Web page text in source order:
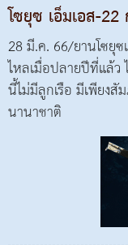
โซยุซ เอ็มเอส-22
28 มี.ค. 66/ยานโซยุ
ไหลเมื่อปลายปีที่แล้ว
นี้ไม่มีลูกเรือ มีเพียง
นานาชาติ